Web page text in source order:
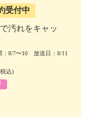
受付中
汚れをキャッ
：8/7〜10 放送日：8/11
込)